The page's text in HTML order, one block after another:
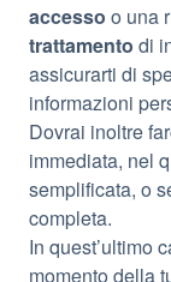
accesso o una
trattamento di
assicurarti di
informazioni
Dovrai inoltre
immediata, nel
semplificata, o
completa.
In quest’ultimo
momento della